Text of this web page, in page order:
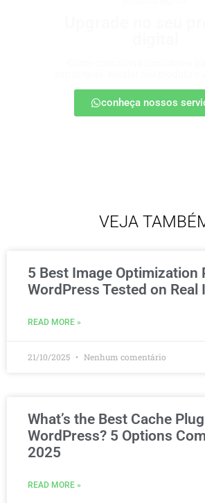
conheça nossos
VEJA
5 Best Image Optimization
WordPress Tested on Real
READ MORE »
21/10/2025 Nenhum comentário
What’s the Best Cache
WordPress? 5 Options
2025
READ MORE »